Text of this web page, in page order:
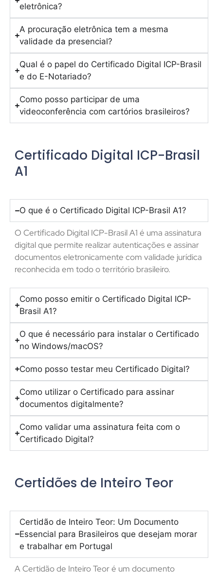
eletrônica?
A procuração eletrônica tem a mesma
validade da presencial?
Qual é o papel do Certificado Digital ICP-Brasil
e do E-Notariado?
Como posso participar de uma
videoconferência com cartórios brasileiros?
Certificado Digital ICP-Brasil
A1
O que é o Certificado Digital ICP-Brasil A1?
O Certificado Digital ICP-Brasil A1 é uma assinatura
digital que permite realizar autenticações e assinar
documentos eletronicamente com validade jurídica
reconhecida em todo o território brasileiro.
Como posso emitir o Certificado Digital ICP-
Brasil A1?
O que é necessário para instalar o Certificado
no Windows/macOS?
Como posso testar meu Certificado Digital?
Como utilizar o Certificado para assinar
documentos digitalmente?
Como validar uma assinatura feita com o
Certificado Digital?
Certidões de Inteiro Teor
Certidão de Inteiro Teor: Um Documento
Essencial para Brasileiros que desejam morar
e trabalhar em Portugal
A Certidão de Inteiro Teor é um documento